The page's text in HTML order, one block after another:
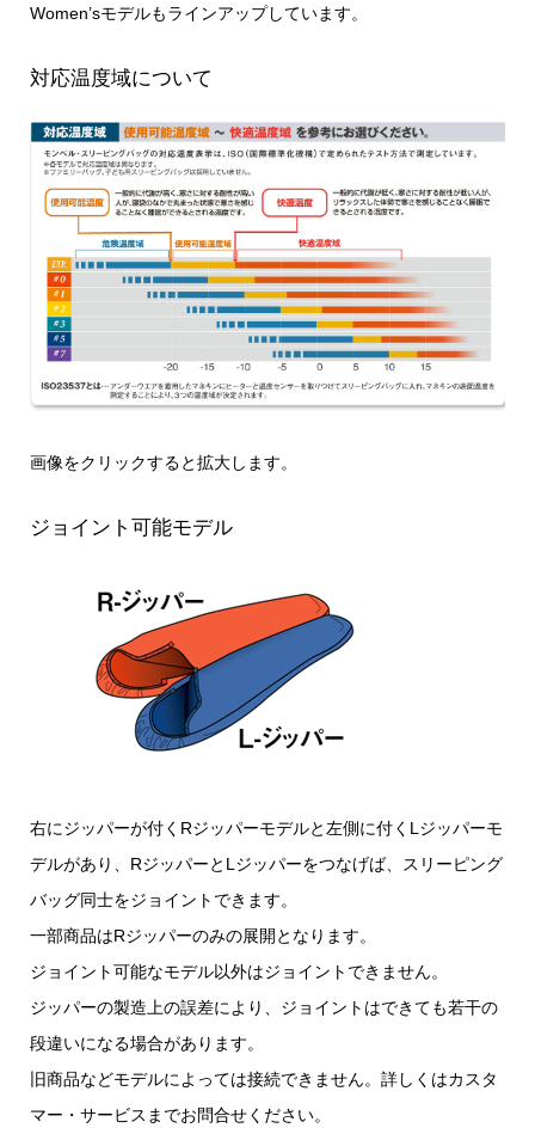
Women’sモデルもラインアップしています。
対応温度域について
画像をクリックすると拡大します。
ジョイント可能モデル
右にジッパーが付くRジッパーモデルと左側に付くLジッパーモ
デルがあり、RジッパーとLジッパーをつなげば、スリーピング
バッグ同士をジョイントできます。
一部商品はRジッパーのみの展開となります。
ジョイント可能なモデル以外はジョイントできません。
ジッパーの製造上の誤差により、ジョイントはできても若干の
段違いになる場合があります。
旧商品などモデルによっては接続できません。詳しくはカスタ
マー・サービスまでお問合せください。